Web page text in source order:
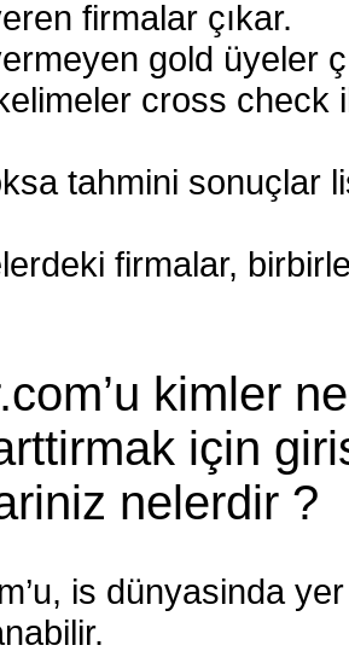
firmalar çıkar.
gold üyeler
cross check
tahmini sonuçlar
firmalar,
kimler
için
nelerdir ?
is dünyasinda